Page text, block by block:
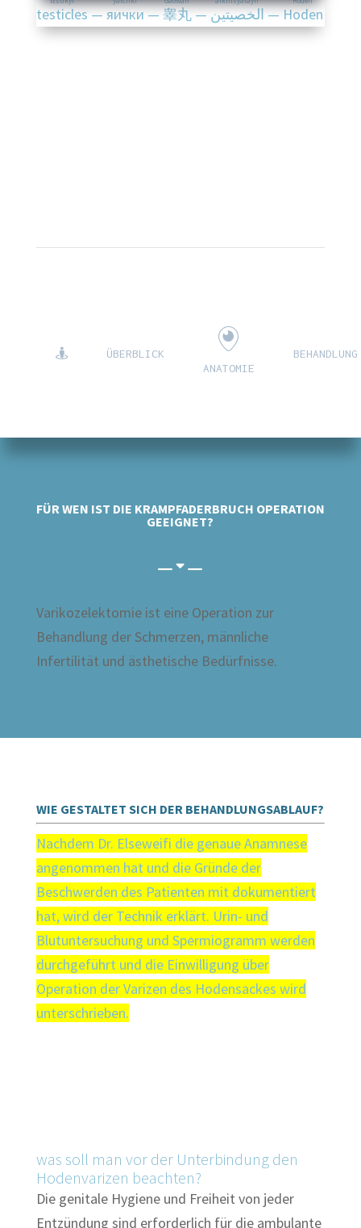
testicles—яички—睾丸—الخصيتين—Hoden
ÜBERBLICK
ANATOMIE
BEHANDLUNG
FÜR WEN IST DIE KRAMPFADERBRUCH OPERATION
GEEIGNET?
Varikozelektomie ist eine Operation zur
Behandlung der Schmerzen, männliche
Infertilität und ästhetische Bedürfnisse.
WIE GESTALTET SICH DER BEHANDLUNGSABLAUF?
Nachdem Dr. Elseweifi die genaue Anamnese
angenommen hat und die Gründe der
Beschwerden des Patienten mit dokumentiert
hat, wird der Technik erklärt. Urin- und
Blutuntersuchung und Spermiogramm werden
durchgeführt und die Einwilligung über
Operation der Varizen des Hodensackes wird
unterschrieben.
was soll man vor der Unterbindung den
Hodenvarizen beachten?
Die genitale Hygiene und Freiheit von jeder
Entzündung sind erforderlich für die ambulante